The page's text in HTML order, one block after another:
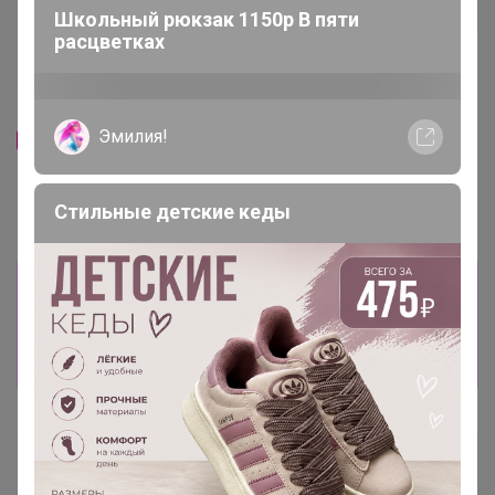
410р
Информация о заказах доступна
лишь членам клуба
Показать
mrs
Школьный рюкзак 1150р В пяти
расцветках
Эмилия!
Стильные детские кеды